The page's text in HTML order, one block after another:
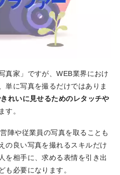
真家」ですが、WEB業界におけ
単に写真を撮るだけではありま
れいに見せるためのレタッチや
す。
陣や従業員の写真を取ることも
の良い写真を撮れるスキルだけ
を相手に、求める表情を引き出
も必要になります。